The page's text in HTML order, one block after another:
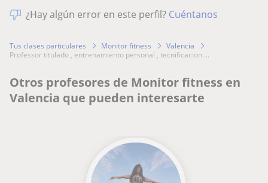
¿Hay algún error en este perfil? Cuéntanos
Tus clases particulares Monitor fitness
Valencia
professor titulado , entrenamiento personal , tecnificacion ...
Otros profesores de Monitor fitness en
Valencia que pueden interesarte